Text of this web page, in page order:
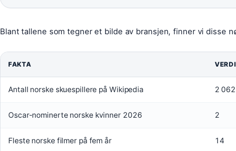
Blant tallene som tegner et bilde av bransjen, finner vi disse
FAKTA VERDI
Antall norske skuespillere på Wikipedia 2 062
Oscar-nominerte norske kvinner 2026 2
Fleste norske filmer på fem år 14